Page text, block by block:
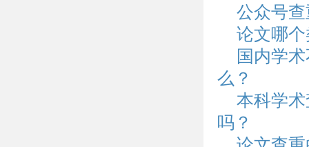
公众号
论文哪
国内学
么？
本科学
吗？